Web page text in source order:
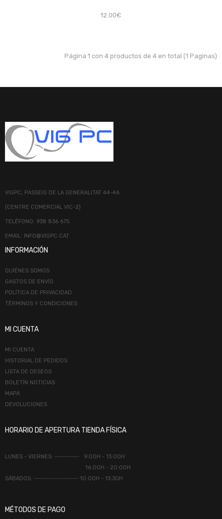
12.00€
Página 1 con 4 productos de 4 en total (1 Paginas)
VIGPC, PASSEIG DE LA GENERALITAT 44-46
(CENTRE COMERCIAL VIC-2)
TELÉFONO: 938 836 675
EMAIL: INFO@VIGPC.CAT
INFORMACIÓN
QUIÉNES SOMOS
GASTOS DE ENVÍO
POLÍTICA DE PRIVACIDAD
TÉRMINOS Y CONDICIONES
MI CUENTA
MI CUENTA
HISTORIAL DE PEDIDOS
LISTA DE DESEOS
BOLETÍN NOTICIAS
MAPA
DEVOLUCIONES
HORARIO DE APERTURA TIENDA FÍSICA
LUNES - VIERNES: ---------- 9:00H - 13:00H
16:00H - 20:00H
SÁBADOS: ------------------ 10:00H - 13:30H
MÉTODOS DE PAGO